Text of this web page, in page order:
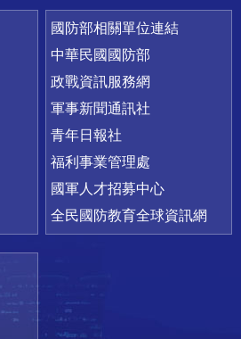
國防部相關單位連結
中華民國國防部
政戰資訊服務網
軍事新聞通訊社
青年日報社
福利事業管理處
國軍人才招募中心
全民國防教育全球資訊網